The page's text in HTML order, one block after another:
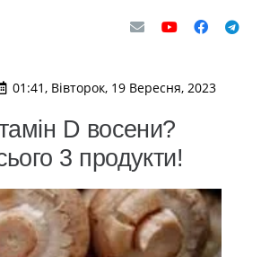
01:41, Вівторок, 19 Вересня, 2023
D восени?
3 продукти!